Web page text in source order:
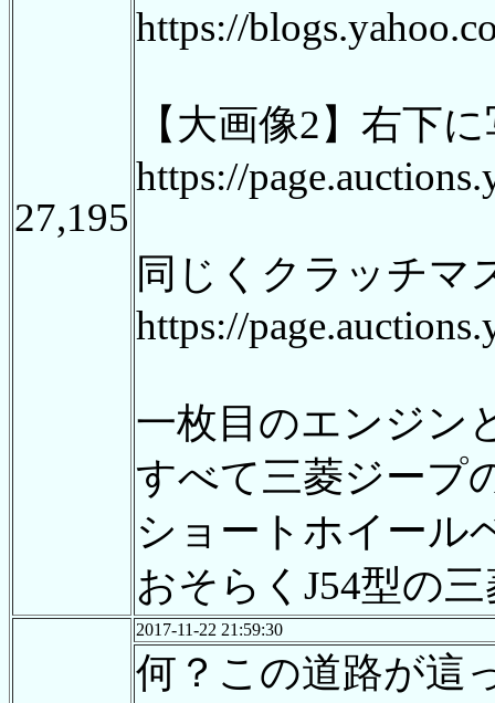
27,195
https://
【大画像2】右下
https://
同じくクラッチマ
https://
一枚目のエンジン
すべて三菱ジープ
ショートホイール
おそらくJ54型の
2017-11-22 21:59:30
何？この道路が這